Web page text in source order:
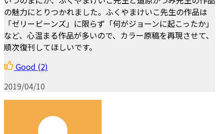
の魅力にとりつかれました。ふくやまけいこ先生の作品は
「ゼリービーンズ」に限らず「何がジョーンに起こったか」
など、心温まる作品が多いので、カラー原稿を再現させて、
順次復刊してほしいです。
Good (2)
2019/04/10